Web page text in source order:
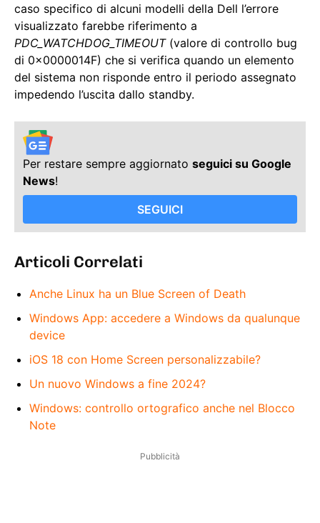
caso specifico di alcuni modelli della Dell l’errore
visualizzato farebbe riferimento a
PDC_WATCHDOG_TIMEOUT(valore di controllo bug
di 0x0000014F) che si verifica quando un elemento
del sistema non risponde entro il periodo assegnato
impedendo l’uscita dallo standby.
Per restare sempre aggiornato seguici su Google
News!
SEGUICI
Articoli Correlati
Anche Linux ha un Blue Screen of Death
Windows App: accedere a Windows da qualunque
device
iOS 18 con Home Screen personalizzabile?
Un nuovo Windows a fine 2024?
Windows: controllo ortografico anche nel Blocco
Note
Pubblicità